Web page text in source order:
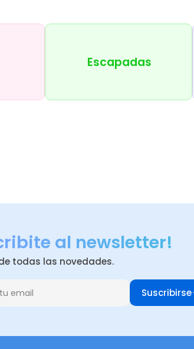
Escapadas
al newsletter!
todas las novedades.
Suscribirse